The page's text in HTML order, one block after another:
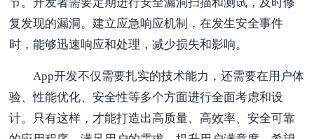
复发现的漏洞。建立应急响应机制，在发生安全事件
时，能够迅速响应和处理，减少损失和影响。
App开发不仅需要扎实的技术能力，还需要在用户体
验、性能优化、安全性等多个方面进行全面考虑和设
计。只有这样，才能打造出高质量、高效率、安全可靠